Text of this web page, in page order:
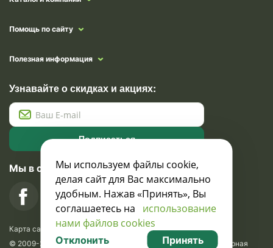
Помощь по сайту
Полезная информация
Узнавайте о скидках и акциях:
Подписаться
Мы в социальных сетях
Карта сайта
© 2009-2026 Krasavik.by. Сувениры оптом. Рекламно-сувенирная
Мы используем файлы cookie,
делая сайт для Вас максимально
удобным. Нажав «Принять», Вы
соглашаетесь на использование
нами файлов cookies
Отклонить Принять